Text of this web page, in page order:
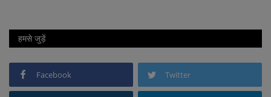
हमसे जुड़ें
Facebook Twitter